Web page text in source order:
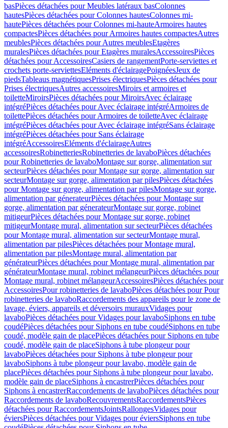
basPièces détachées pour Meubles latéraux basColonnes
hautesPièces détachées pour Colonnes hautesColonnes mi-
hautePièces détachées pour Colonnes mi-hauteArmoires hautes
compactesPièces détachées pour Armoires hautes compactesAutres
meublesPièces détachées pour Autres meublesEtagères
muralesPièces détachées pour Etagères muralesAccessoiresPièces
détachées pour AccessoiresCasiers de rangementPorte-serviettes et
crochets porte-serviettesEléments d'éclairagePoignéesJeux de
piedsTableaus magnétiquesPrises électriquesPièces détachées pour
Prises électriquesAutres accessoiresMiroirs et armoires et
toiletteMiroirsPièces détachées pour MiroirsAvec éclairage
intégréPièces détachées pour Avec éclairage intégréArmoires de
toilettePièces détachées pour Armoires de toiletteAvec éclairage
intégréPièces détachées pour Avec éclairage intégréSans éclairage
intégréPièces détachées pour Sans éclairage
intégréAccessoiresEléments d'éclairageAutres
accessoiresRobinetteriesRobinetteries de lavaboPièces détachées
pour Robinetteries de lavaboMontage sur gorge, alimentation sur
secteurPièces détachées pour Montage sur gorge, alimentation sur
secteurMontage sur gorge, alimentation par pilesPièces détachées
pour Montage sur gorge, alimentation par pilesMontage sur gorge,
alimentation par génerateurPièces détachées pour Montage sur
gorge, alimentation par génerateurMontage sur gorge, robinet
mitigeurPièces détachées pour Montage sur gorge, robinet
mitigeurMontage mural, alimentation sur secteurPièces détachées
pour Montage mural, alimentation sur secteurMontage mural,
alimentation par pilesPièces détachées pour Montage mural,
alimentation par pilesMontage mural, alimentation par
générateurPièces détachées pour Montage mural, alimentation par
générateurMontage mural, robinet mélangeurPièces détachées pour
Montage mural, robinet mélangeurAccessoiresPièces détachées pour
AccessoiresPour robinetteries de lavaboPièces détachées pour Pour
robinetteries de lavaboRaccordements des appareils pour le zone de
lavage, éviers, appareils et déversoirs murauxVidages pour
lavaboPièces détachées pour Vidages pour lavaboSiphons en tube
coudéPièces détachées pour Siphons en tube coudéSiphons en tube
coudé, modèle gain de placePièces détachées pour Siphons en tube
coudé, modèle gain de placeSiphons à tube plongeur pour
lavaboPièces détachées pour Siphons à tube plongeur pour
lavaboSiphons à tube plongeur pour lavabo, modèle gain de
placePièces détachées pour Siphons à tube plongeur pour lavabo,
modèle gain de placeSiphons à encastrerPièces détachées pour
Siphons à encastrerRaccordements de lavaboPièces détachées pour
Raccordements de lavaboRecouvrementsRaccordementsPièces
détachées pour RaccordementsJointsRallongesVidages pour
éviersPièces détachées pour Vidages pour éviersSiphons en tube